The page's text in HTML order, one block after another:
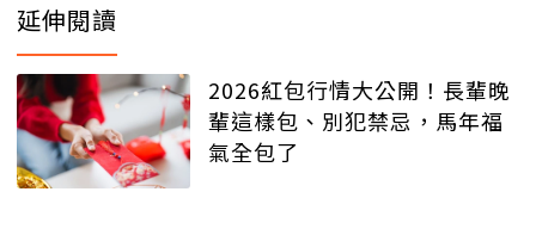
延伸閱讀
2026紅包行情大公開！長輩晚
輩這樣包、別犯禁忌，馬年福
氣全包了